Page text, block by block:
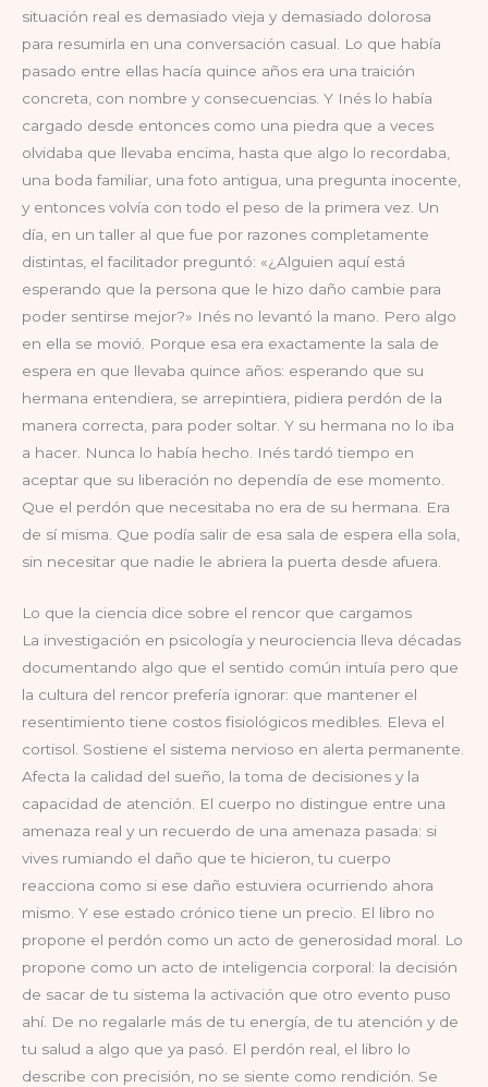
situación real es demasiado vieja y demasiado dolorosa
para resumirla en una conversación casual. Lo que había
pasado entre ellas hacía quince años era una traición
concreta, con nombre y consecuencias. Y Inés lo había
cargado desde entonces como una piedra que a veces
olvidaba que llevaba encima, hasta que algo lo recordaba,
una boda familiar, una foto antigua, una pregunta inocente,
y entonces volvía con todo el peso de la primera vez. Un
día, en un taller al que fue por razones completamente
distintas, el facilitador preguntó: «¿Alguien aquí está
esperando que la persona que le hizo daño cambie para
poder sentirse mejor?» Inés no levantó la mano. Pero algo
en ella se movió. Porque esa era exactamente la sala de
espera en que llevaba quince años: esperando que su
hermana entendiera, se arrepintiera, pidiera perdón de la
manera correcta, para poder soltar. Y su hermana no lo iba
a hacer. Nunca lo había hecho. Inés tardó tiempo en
aceptar que su liberación no dependía de ese momento.
Que el perdón que necesitaba no era de su hermana. Era
de sí misma. Que podía salir de esa sala de espera ella sola,
sin necesitar que nadie le abriera la puerta desde afuera.
Lo que la ciencia dice sobre el rencor que cargamos
La investigación en psicología y neurociencia lleva décadas
documentando algo que el sentido común intuía pero que
la cultura del rencor prefería ignorar: que mantener el
resentimiento tiene costos fisiológicos medibles. Eleva el
cortisol. Sostiene el sistema nervioso en alerta permanente.
Afecta la calidad del sueño, la toma de decisiones y la
capacidad de atención. El cuerpo no distingue entre una
amenaza real y un recuerdo de una amenaza pasada: si
vives rumiando el daño que te hicieron, tu cuerpo
reacciona como si ese daño estuviera ocurriendo ahora
mismo. Y ese estado crónico tiene un precio. El libro no
propone el perdón como un acto de generosidad moral. Lo
propone como un acto de inteligencia corporal: la decisión
de sacar de tu sistema la activación que otro evento puso
ahí. De no regalarle más de tu energía, de tu atención y de
tu salud a algo que ya pasó. El perdón real, el libro lo
describe con precisión, no se siente como rendición. Se